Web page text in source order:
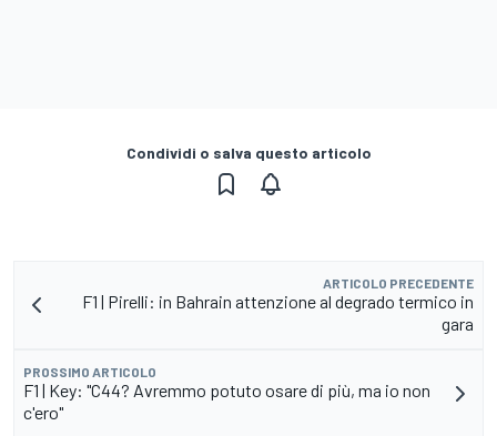
Condividi o salva questo articolo
ARTICOLO PRECEDENTE
F1 | Pirelli: in Bahrain attenzione al degrado termico in
gara
PROSSIMO ARTICOLO
F1 | Key: "C44? Avremmo potuto osare di più, ma io non
c'ero"